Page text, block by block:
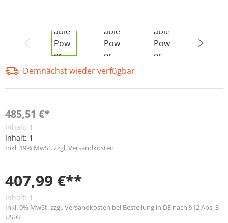
Demnächst wieder verfügbar
485,51 €*
Inhalt: 1
Inhalt: 1
Inkl. 19% MwSt. zzgl. Versandkosten
407,99 €**
Inhalt: 1
Inkl. 0% MwSt. zzgl. Versandkosten bei Bestellung in DE nach §12 Abs. 3
UStG